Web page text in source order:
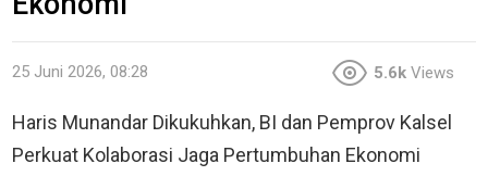
25 Juni 2026, 08:28 5.6k Views
Haris Munandar Dikukuhkan, BI dan Pemprov Kalsel
Perkuat Kolaborasi Jaga Pertumbuhan Ekonomi